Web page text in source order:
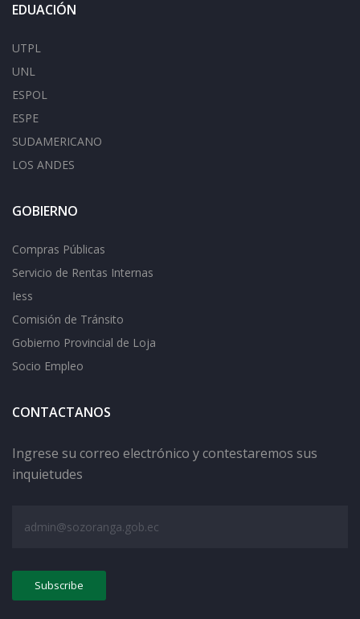
EDUACIÓN
UTPL
UNL
ESPOL
ESPE
SUDAMERICANO
LOS ANDES
GOBIERNO
Compras Públicas
Servicio de Rentas Internas
Iess
Comisión de Tránsito
Gobierno Provincial de Loja
Socio Empleo
CONTACTANOS
Ingrese su correo electrónico y contestaremos sus
inquietudes